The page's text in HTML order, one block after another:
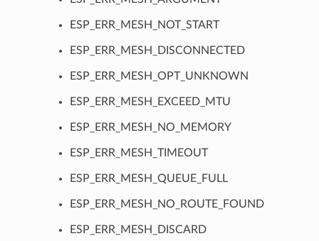
ESP_ERR_MESH_NOT_START
ESP_ERR_MESH_DISCONNECTED
ESP_ERR_MESH_OPT_UNKNOWN
ESP_ERR_MESH_EXCEED_MTU
ESP_ERR_MESH_NO_MEMORY
ESP_ERR_MESH_TIMEOUT
ESP_ERR_MESH_QUEUE_FULL
ESP_ERR_MESH_NO_ROUTE_FOUND
ESP_ERR_MESH_DISCARD